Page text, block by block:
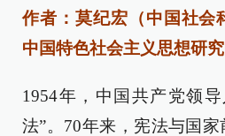
作者：莫纪宏（中国社会
中国特色社会主义思想研究
1954年，中国共产党领
法”。70年来，宪法与国